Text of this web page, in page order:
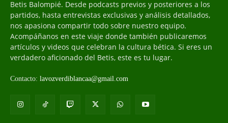
Betis Balompié. Desde podcasts previos y posteriores a los
partidos, hasta entrevistas exclusivas y análisis detallados,
nos apasiona compartir todo sobre nuestro equipo.
Acompáñanos en este viaje donde también publicaremos
artículos y videos que celebran la cultura bética. Si eres un
verdadero aficionado del Betis, este es tu lugar.
Contacto: lavozverdiblancaa@gmail.com